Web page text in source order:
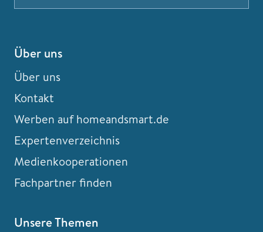
Über uns
Über uns
Kontakt
Werben auf homeandsmart.de
Expertenverzeichnis
Medienkooperationen
Fachpartner finden
Unsere Themen